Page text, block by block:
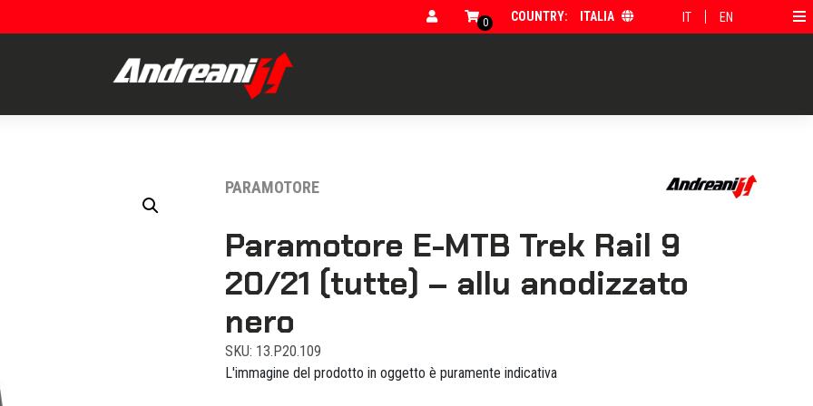
0 COUNTRY: ITALIA IT EN
PARAMOTORE
Paramotore E-MTB Trek Rail 9
20/21 (tutte) – allu anodizzato
nero
SKU: 13.P20.109
L'immagine del prodotto in oggetto è puramente indicativa